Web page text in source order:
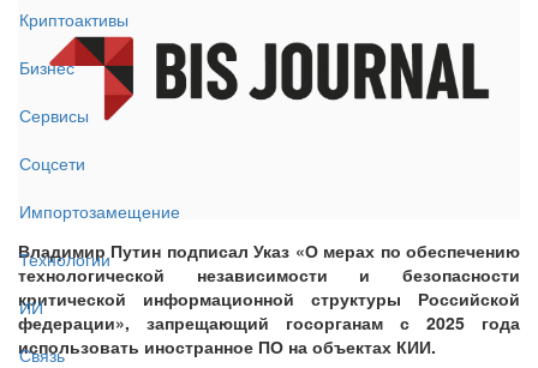
Криптоактивы
Бизнес
Сервисы
Соцсети
Импортозамещение
Технологии
ИИ
Связь
Владимир Путин подписал Указ «О мерах по обеспечению
технологической независимости и безопасности
критической информационной структуры Российской
федерации», запрещающий госорганам с 2025 года
использовать иностранное ПО на объектах КИИ.